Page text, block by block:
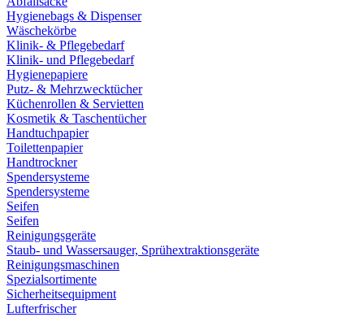
Hygienebags & Dispenser
Wäschekörbe
Klinik- & Pflegebedarf
Klinik- und Pflegebedarf
Hygienepapiere
Putz- & Mehrzwecktücher
Küchenrollen & Servietten
Kosmetik & Taschentücher
Handtuchpapier
Toilettenpapier
Handtrockner
Spendersysteme
Spendersysteme
Seifen
Seifen
Reinigungsgeräte
Staub- und Wassersauger, Sprühextraktionsgeräte
Reinigungsmaschinen
Spezialsortimente
Sicherheitsequipment
Lufterfrischer